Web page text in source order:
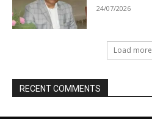
24/07/2026
Load more
RECENT COMMENTS